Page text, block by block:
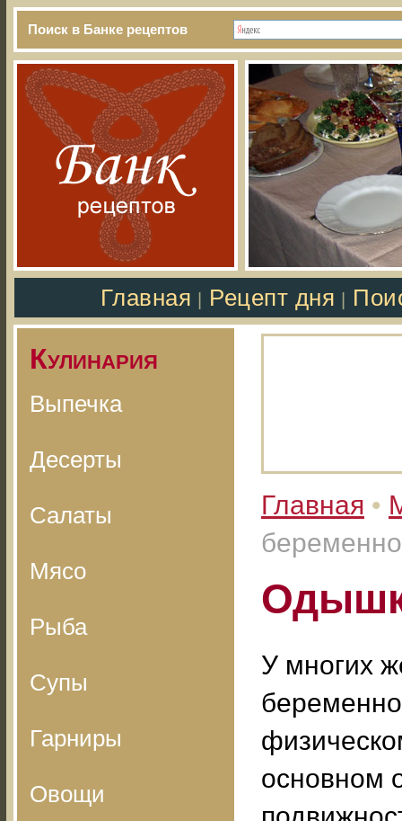
Поиск в Банке рецептов
Главная Рецепт дня
Кулинария
Выпечка
Десерты
Салаты
Мясо
Рыба
Супы
Гарниры
Овощи
Главная •
У многих
основном